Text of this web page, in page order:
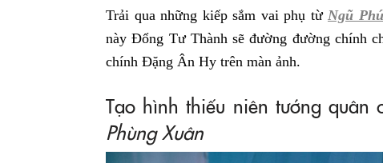
Trải qua những kiếp sắm vai phụ từ Ngũ
này Đổng Tư Thành sẽ đường đường chính
chính Đặng Ân Hy trên màn ảnh.
Tạo hình thiếu niên tướng quân
Phùng Xuân